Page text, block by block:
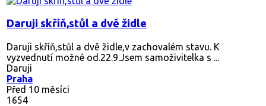
Daruji skříň,stůl a dvě židle
Daruji skříň,stůl a dvě židle,v zachovalém stavu. K
vyzvednutí možné od.22.9.Jsem samoživitelka s ...
Daruji
Praha
Před 10 měsíci
1654